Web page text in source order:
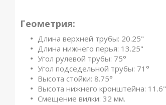
Геометрия:
Длина верхней трубы: 20.25"
Длина нижнего перья: 13.25"
Угол рулевой трубы: 75°
Угол подседельной трубы: 71°
Высота стойки: 8.75°
Высота нижнего кронштейна: 11.6"
Смещение вилки: 32 мм.